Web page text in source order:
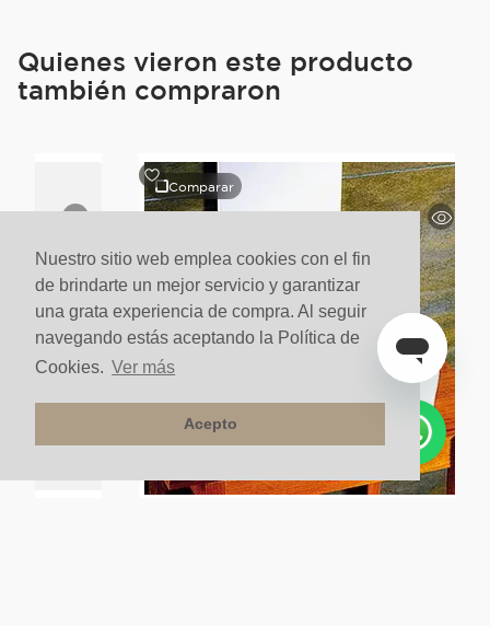
Nuestro sitio web emplea cookies con el fin
de brindarte un mejor servicio y garantizar
una grata experiencia de compra. Al seguir
navegando estás aceptando la Política de
Cookies. Ver más
Acepto
Quienes vieron este producto
también compraron
Comparar